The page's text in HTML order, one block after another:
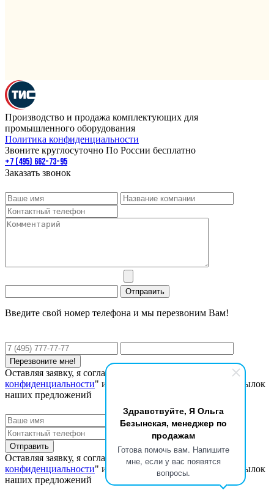
Здравствуйте, Я Ольга
Безынская, менеджер по
продажам
Готова помочь вам. Напишите
мне, если у вас появятся
вопросы.
Производство и продажа комплектующих для
промышленного оборудования
Политика конфиденциальности
Звоните круглосуточно По России бесплатно
+7 (495) 662-73-95
Заказать звонок
Введите свой номер телефона и мы перезвоним Вам!
Оставляя заявку, я соглашаюсь с "
конфиденциальности" и даю согласие на получение рассылок
наших предложений
Оставляя заявку, я соглашаюсь с "Политикой
конфиденциальности" и даю согласие на получение рассылок
наших предложений